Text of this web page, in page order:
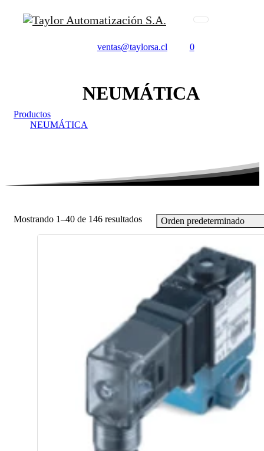
ventas@taylorsa.cl 0
NEUMÁTICA
Productos
NEUMÁTICA
Mostrando 1–40 de 146 resultados Orden predeterminado